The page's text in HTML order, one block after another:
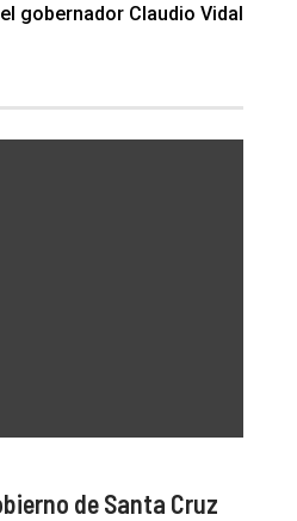
gobernador Claudio Vidal
de Santa Cruz